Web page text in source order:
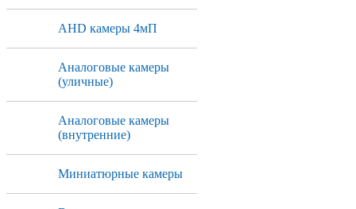
AHD камеры 4мП
Аналоговые камеры
(уличные)
Аналоговые камеры
(внутренние)
Миниатюрные камеры